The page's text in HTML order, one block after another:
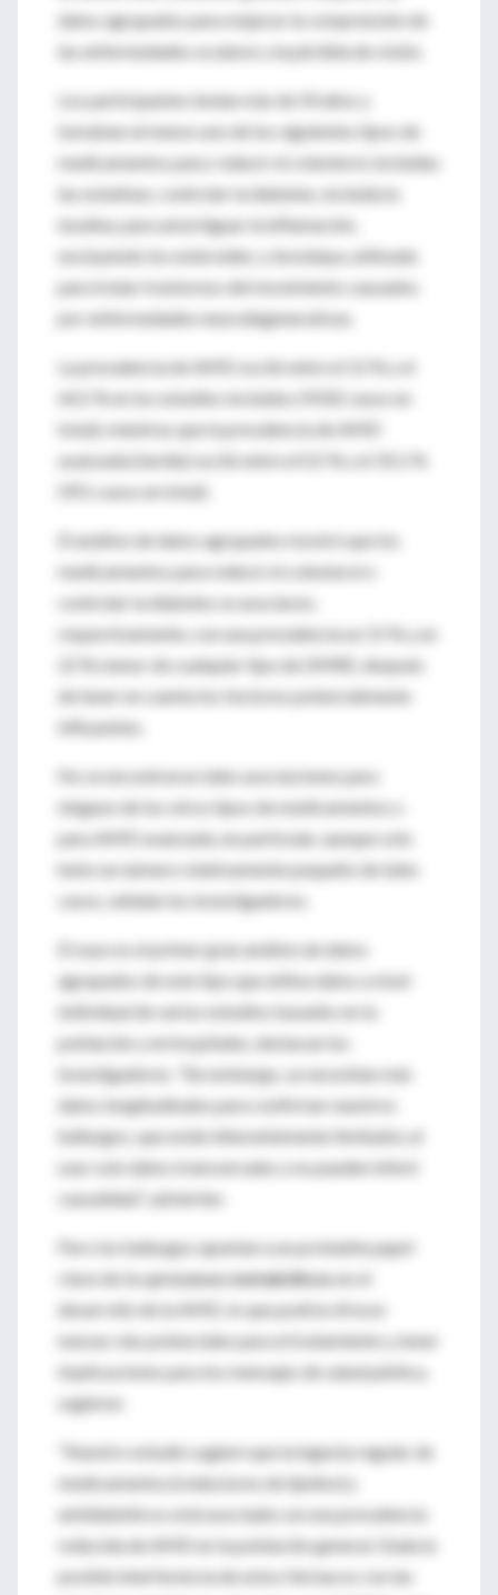
datos agrupados para mejorar la comprensión de
las enfermedades oculares y la pérdida de visión.
Los participantes tenían más de 50 años y
tomaban al menos uno de los siguientes tipos de
medicamentos para: reducir el colesterol, incluidas
las estatinas; controlar la diabetes, incluida la
insulina; para amortiguar la inflamación,
excluyendo los esteroides; y levodopa, utilizada
para tratar trastornos del movimiento causados ​​
por enfermedades neurodegenerativas.
La prevalencia de AMD osciló entre el 12 % y el
64,5 % en los estudios incluidos (9332 casos en
total), mientras que la prevalencia de AMD
avanzada (tardía) osciló entre el 0,5 % y el 35,5 %
(951 casos en total).
El análisis de datos agrupados mostró que los
medicamentos para reducir el colesterol o
controlar la diabetes se asociaron,
respectivamente, con una prevalencia un 15 % y un
22 % menor de cualquier tipo de DMRE, después
de tener en cuenta los factores potencialmente
influyentes.
No se encontraron tales asociaciones para
ninguno de los otros tipos de medicamentos o
para AMD avanzada, en particular, aunque solo
hubo un número relativamente pequeño de tales
casos, señalan los investigadores.
El suyo es el primer gran análisis de datos
agrupados de este tipo que utiliza datos a nivel
individual de varios estudios basados ​​en la
población y en hospitales, destacan los
investigadores. “Sin embargo, se necesitan más
datos longitudinales para confirmar nuestros
hallazgos, que están inherentemente limitados al
usar solo datos transversales y no pueden inferir
causalidad”, advierten.
Pero los hallazgos apuntan a un probable papel
clave de losprocesos metabólicosen el
desarrollo de la AMD, lo que podría ofrecer
nuevas vías potenciales para el tratamiento y tener
implicaciones para los mensajes de salud pública,
sugieren.
“Nuestro estudio sugiere que la ingesta regular de
medicamentos [reductores de lípidos] y
antidiabéticos está asociada con una prevalencia
reducida de AMD en la población general. Dada la
posible interferencia de estos fármacos con las